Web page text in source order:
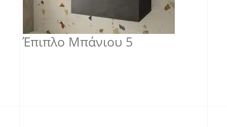
Έπιπλο Μπάνιου 5